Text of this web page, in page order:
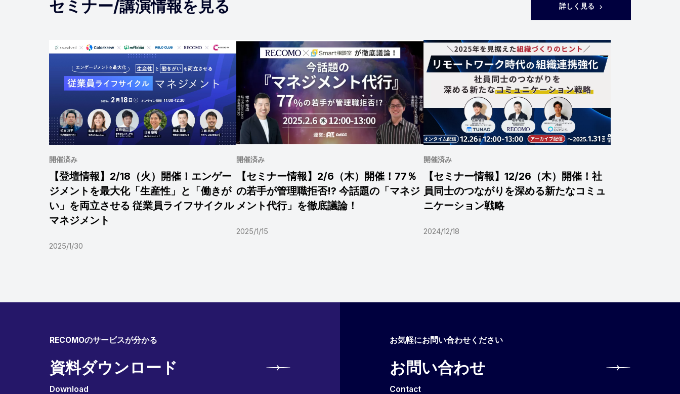
セミナー/講演情報を見る 詳しく見る
開催済み
【登壇情報】2/18（火）開催！エンゲー
ジメントを最大化「生産性」と「働きが
い」を両立させる 従業員ライフサイクル
マネジメント
2025/1/30
開催済み
【セミナー情報】2/6（木）開催！77％
の若手が管理職拒否!? 今話題の「マネジ
メント代行」を徹底議論！
2025/1/15
開催済み
【セミナー情報】12/26（木）開催！社
員同士のつながりを深める新たなコミュ
ニケーション戦略
2024/12/18
RECOMOのサービスが分かる
資料ダウンロード
Download
お気軽にお問い合わせください
お問い合わせ
Contact